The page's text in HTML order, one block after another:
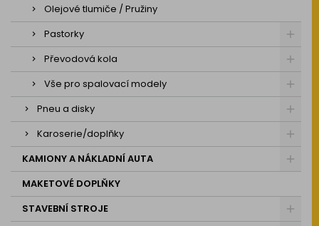
Olejové tlumiče / Pružiny
Pastorky
Převodová kola
Vše pro spalovací modely
Pneu a disky
Karoserie/doplňky
KAMIONY A NÁKLADNÍ AUTA
MAKETOVÉ DOPLŇKY
STAVEBNÍ STROJE